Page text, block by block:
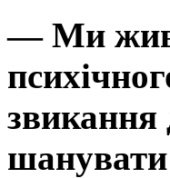
— Ми
звикання
шанувати